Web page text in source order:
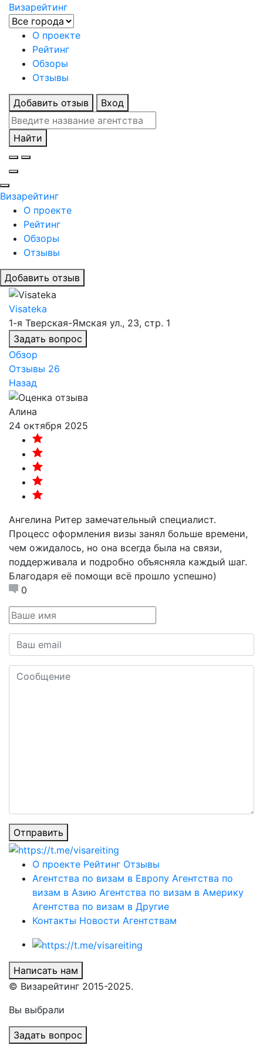
Визарейтинг
О проекте
Рейтинг
Обзоры
Отзывы
Добавить отзыв Вход
Найти
Визарейтинг
О проекте
Рейтинг
Обзоры
Отзывы
Добавить отзыв
Visateka
1-я Тверская-Ямская ул., 23, стр. 1
Задать вопрос
Обзор
Отзывы 26
Назад
Алина
24 октября 2025
Ангелина Ритер замечательный специалист.
Процесс оформления визы занял больше времени,
чем ожидалось, но она всегда была на связи,
поддерживала и подробно объясняла каждый шаг.
Благодаря её помощи всё прошло успешно)
0
Отправить
О проекте Рейтинг Отзывы
Агентства по визам в Европу Агентства по
визам в Азию Агентства по визам в Америку
Агентства по визам в Другие
Контакты Новости Агентствам
Написать нам
© Визарейтинг 2015-2025.
Вы выбрали
Задать вопрос